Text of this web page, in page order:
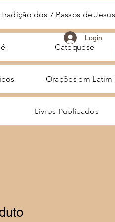
dos 7 Passos de Jesus
Catequese
Orações em Latim
Livros Publicados
Login